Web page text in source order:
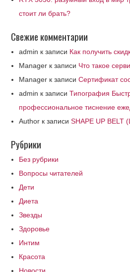
стоит ли брать?
Свежие комментарии
admin к записи Как получить
Manager к записи Что такое
Manager к записиСертификат
admin к записиТипография
профессиональное тиснение
Author к записиSHAPE UP
Рубрики
Без рубрики
Вопросы читателей
Дети
Диета
Звезды
Здоровье
Интим
Красота